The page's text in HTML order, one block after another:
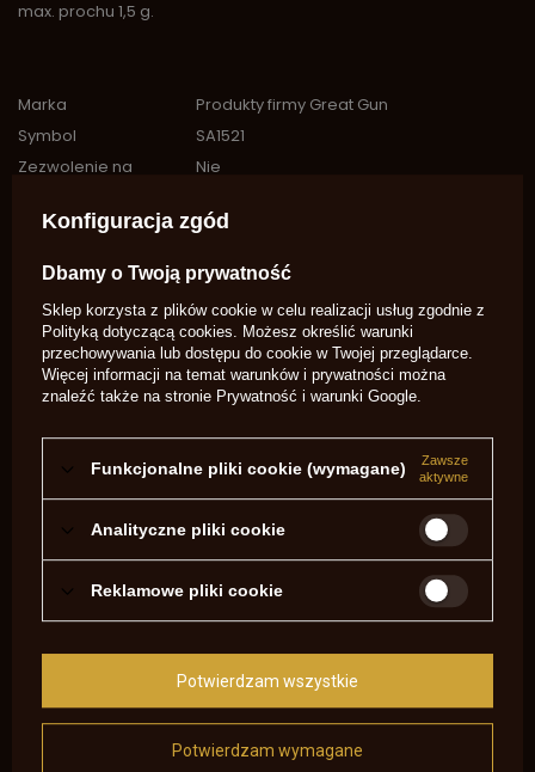
max. prochu 1,5 g.
Marka
Produkty firmy Great Gun
Symbol
SA1521
Zezwolenie na
Nie
Na zamówienie Nie
Potrzebujesz pomocy? Masz pytania?
Zadaj pytanie a my odpowiemy
niezwłocznie, najciekawsze pytania i
odpowiedzi publikując dla innych.
Zadaj pytanie
NAPISZ SWOJĄ OPINIĘ
5/5
Treść twojej opinii
Dodaj własne zdjęcie produktu:
Konfiguracja zgód
Dbamy o Twoją prywatność
Sklep korzysta z plików cookie w celu realizacji usług zgodnie z
Polityką dotyczącą cookies. Możesz określić warunki
przechowywania lub dostępu do cookie w Twojej przeglądarce.
Więcej informacji na temat warunków i prywatności można
znaleźć także na stronie Prywatność i warunki Google.
Funkcjonalne pliki cookie (wymagane)
Zawsze
aktywne
Analityczne pliki cookie
Reklamowe pliki cookie
Potwierdzam wymagane
Potwierdzam wszystkie